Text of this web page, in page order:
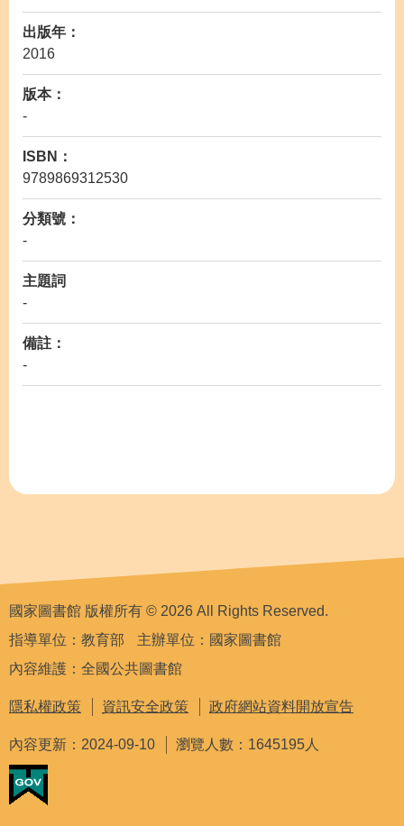
出版年：
2016
版本：
-
ISBN：
9789869312530
分類號：
-
主題詞
-
備註：
-
國家圖書館 版權所有 © 2026 All Rights Reserved.
指導單位：教育部
主辦單位：國家圖書館
內容維護：全國公共圖書館
隱私權政策 資訊安全政策 政府網站資料開放宣告
內容更新：2024-09-10 瀏覽人數：1645195人